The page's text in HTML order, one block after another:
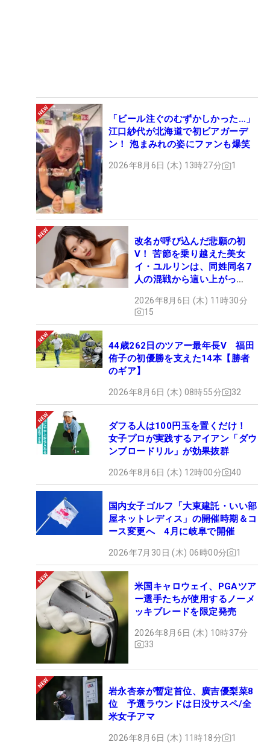
「ビール注ぐのむずかしかった…」
江口紗代が北海道で初ビアガーデ
ン！ 泡まみれの姿にファンも爆笑
2026年8月6日 (木) 13時27分 1
改名が呼び込んだ悲願の初
V！ 苦節を乗り越えた美女
イ・ユルリンは、同姓同名7
人の混戦から這い上がっ
2026年8月6日 (木) 11時30分
15
44歳262日のツアー最年長V 福田
侑子の初優勝を支えた14本【勝者
のギア】
2026年8月6日 (木) 08時55分 32
ダフる人は100円玉を置くだけ！
女子プロが実践するアイアン「ダウ
ンブロードリル」が効果抜群
2026年8月6日 (木) 12時00分 40
国内女子ゴルフ「大東建託・いい部
屋ネットレディス」の開催時期＆コ
ース変更へ 4月に岐阜で開催
2026年7月30日 (木) 06時00分 1
米国キャロウェイ、PGAツア
ー選手たちが使用するノーメ
ッキブレードを限定発売
2026年8月6日 (木) 10時37分
33
岩永杏奈が暫定首位、廣吉優梨菜8
位 予選ラウンドは日没サスペ/全
米女子アマ
2026年8月6日 (木) 11時18分 1